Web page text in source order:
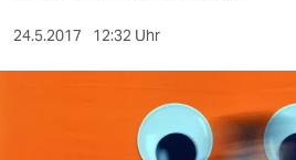
24.5.2017 12:32 Uhr